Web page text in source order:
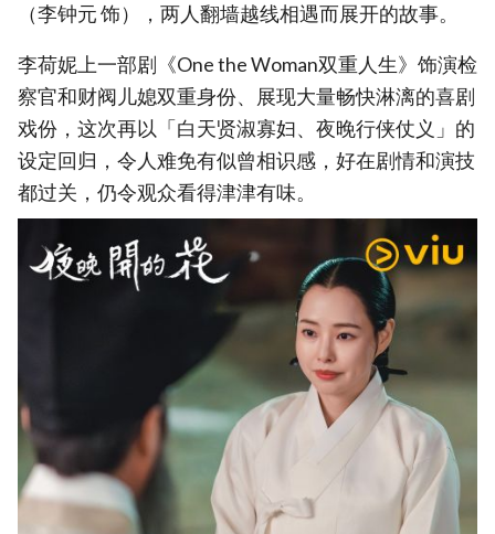
（李钟元 饰），两人翻墙越线相遇而展开的故事。
李荷妮上一部剧《One the Woman双重人生》饰演检
察官和财阀儿媳双重身份、展现大量畅快淋漓的喜剧
戏份，这次再以「白天贤淑寡妇、夜晚行侠仗义」的
设定回归，令人难免有似曾相识感，好在剧情和演技
都过关，仍令观众看得津津有味。